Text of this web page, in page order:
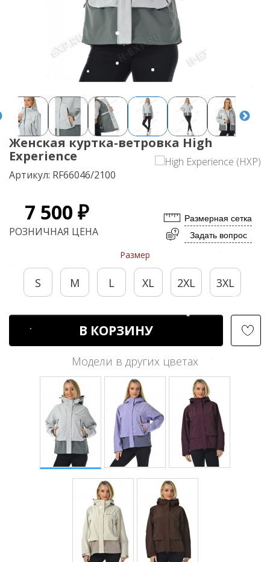
Женская куртка-ветровка High
Experience
Артикул: RF66046/2100
7 500 ₽
РОЗНИЧНАЯ ЦЕНА
Размерная сетка
Задать вопрос
Размер
S M L XL 2XL 3XL
В КОРЗИНУ
Модели в других цветах